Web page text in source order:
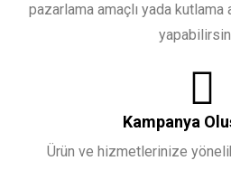
pazarlama amaçlı yada kutlama
Kampanya
Ürün ve hizmetlerinize